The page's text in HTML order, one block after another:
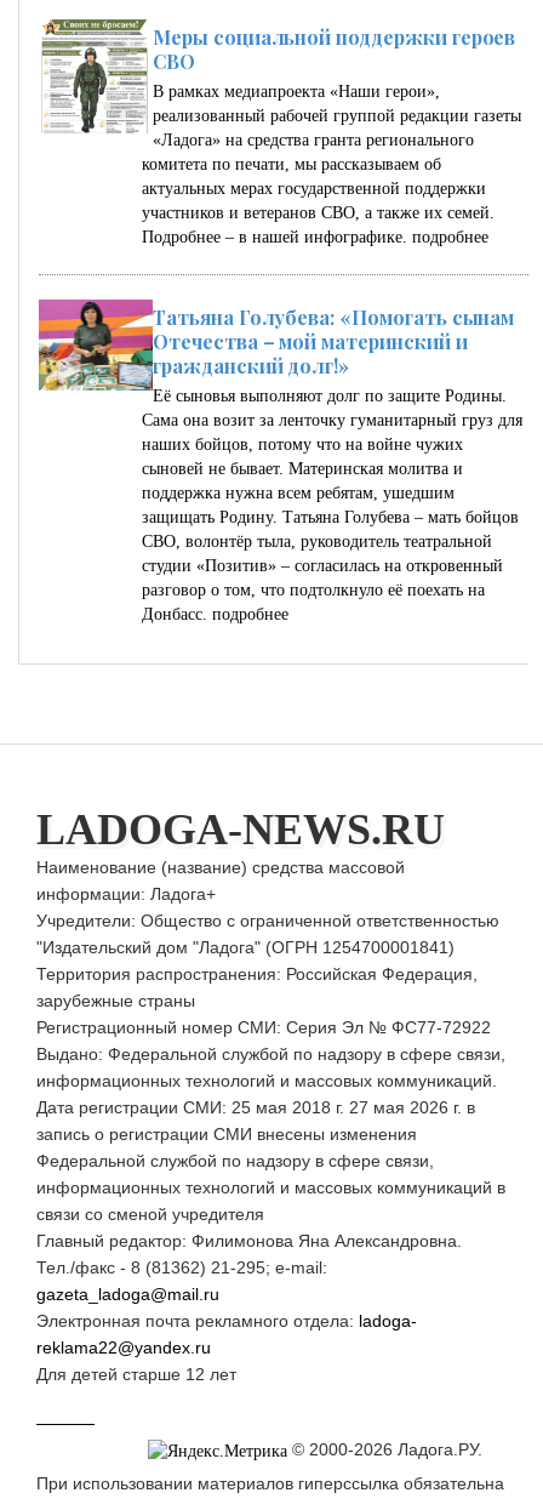
Меры социальной поддержки героев
СВО
В рамках медиапроекта «Наши герои»,
реализованный рабочей группой редакции газеты
«Ладога» на средства гранта регионального
комитета по печати, мы рассказываем об
актуальных мерах государственной поддержки
участников и ветеранов СВО, а также их семей.
Подробнее – в нашей инфографике. подробнее
Татьяна Голубева: «Помогать сынам
Отечества – мой материнский и
гражданский долг!»
Её сыновья выполняют долг по защите Родины.
Сама она возит за ленточку гуманитарный груз для
наших бойцов, потому что на войне чужих
сыновей не бывает. Материнская молитва и
поддержка нужна всем ребятам, ушедшим
защищать Родину. Татьяна Голубева – мать бойцов
СВО, волонтёр тыла, руководитель театральной
студии «Позитив» – согласилась на откровенный
разговор о том, что подтолкнуло её поехать на
Донбасс. подробнее
LADOGA-NEWS.RU
Наименование (название) средства массовой
информации: Ладога+
Учредители: Общество с ограниченной ответственностью
"Издательский дом "Ладога" (ОГРН 1254700001841)
Территория распространения: Российская Федерация,
зарубежные страны
Регистрационный номер СМИ: Серия Эл № ФС77-72922
Выдано: Федеральной службой по надзору в сфере связи,
информационных технологий и массовых коммуникаций.
Дата регистрации СМИ: 25 мая 2018 г. 27 мая 2026 г. в
запись о регистрации СМИ внесены изменения
Федеральной службой по надзору в сфере связи,
информационных технологий и массовых коммуникаций в
связи со сменой учредителя
Главный редактор: Филимонова Яна Александровна.
Тел./факс - 8 (81362) 21-295; e-mail:
gazeta_ladoga@mail.ru
Электронная почта рекламного отдела: ladoga-
reklama22@yandex.ru
Для детей старше 12 лет
© 2000-2026 Ладога.РУ.
При использовании материалов гиперссылка обязательна